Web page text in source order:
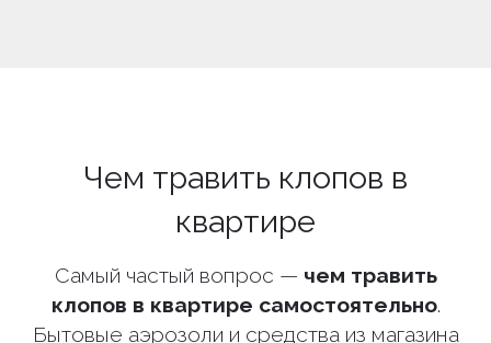
Чем травить клопов в
квартире
Самый частый вопрос — чем травить
клопов в квартире самостоятельно.
Бытовые аэрозоли и средства из магазина